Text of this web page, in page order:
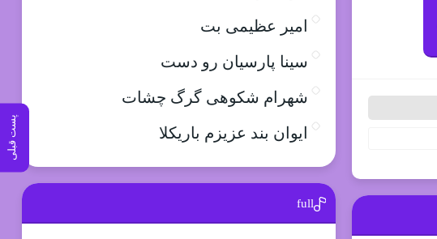
پست قبلی
امیر عظیمی بت
سینا پارسیان رو دست
شهرام شکوهی گرگ چشات
ایوان بند عزیزم باریکلا
full